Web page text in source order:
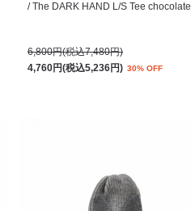
/ The DARK HAND L/S Tee chocolate
6,800円(税込7,480円)
4,760円(税込5,236円) 30% OFF